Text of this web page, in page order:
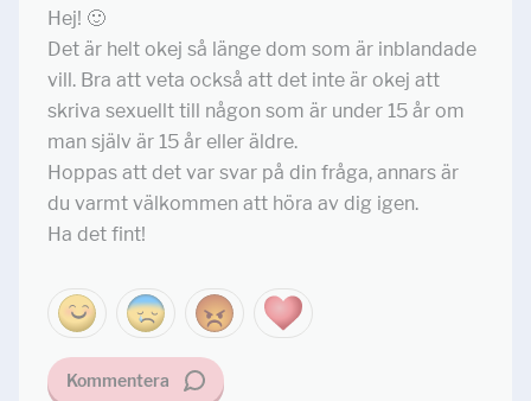
Hej! 🙂
Det är helt okej så länge dom som är inblandade
vill. Bra att veta också att det inte är okej att
skriva sexuellt till någon som är under 15 år om
man själv är 15 år eller äldre.
Hoppas att det var svar på din fråga, annars är
du varmt välkommen att höra av dig igen.
Ha det fint!
Kommentera